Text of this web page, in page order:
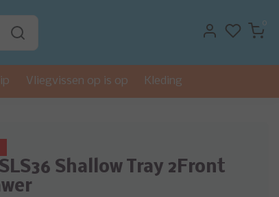
0
Vliegvissen op is op Kleding
Shallow Tray 2Front